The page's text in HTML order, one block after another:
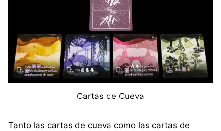
Cartas de Cueva
Tanto las cartas de cueva como las cartas de